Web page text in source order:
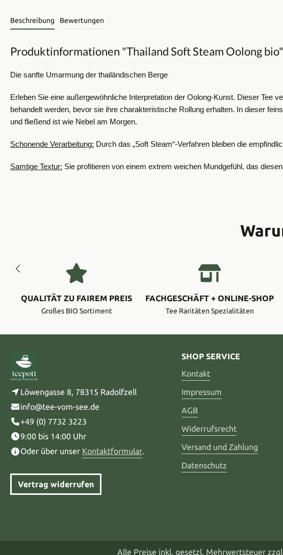
Beschreibung Bewertungen
Produktinformationen "Thailand Soft Steam Oolong bio"
Die sanfte Umarmung der thailändischen Berge
Erleben Sie eine außergewöhnliche Interpretation der Oolong-Kunst. Dieser Tee
behandelt werden, bevor sie ihre charakteristische Rollung erhalten. In dieser
und fließend ist wie Nebel am Morgen.
Schonende Verarbeitung: Durch das „Soft Steam“-Verfahren bleiben die
Samtige Textur: Sie profitieren von einem extrem weichen Mundgefühl, das
QUALITÄT ZU FAIREM PREIS
Großes BIO Sortiment
FACHGESCHÄFT + ONLINE-SHOP
Tee Raritäten Spezialitäten
Löwengasse 8, 78315 Radolfzell
info@tee-vom-see.de
+49 (0) 7732 3223
9:00 bis 14:00 Uhr
Oder über unser Kontaktformular.
Vertrag widerrufen
SHOP SERVICE
Kontakt
Impressum
AGB
Widerrufsrecht
Versand und Zahlung
Datenschutz
Alle Preise inkl. gesetzl. Mehrwertsteuer